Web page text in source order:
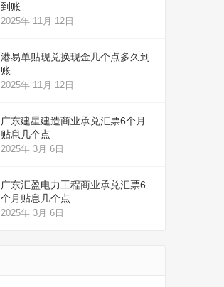
到账
2025年 11月 12日
港易单贴现兑换现金几个点多久到
账
2025年 11月 12日
广东建星建造商业承兑汇票6个月
贴息几个点
2025年 3月 6日
广东汇盈电力工程商业承兑汇票6
个月贴息几个点
2025年 3月 6日